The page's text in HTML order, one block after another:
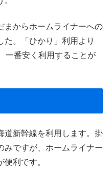
まからホームライナーへの
た。「ひかり」利用より
一番安く利用することが
道新幹線を利用します。掛
みですが、ホームライナー
利です。